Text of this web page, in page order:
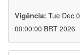
Vigência: Tue Dec
00:00:00 BRT 2026